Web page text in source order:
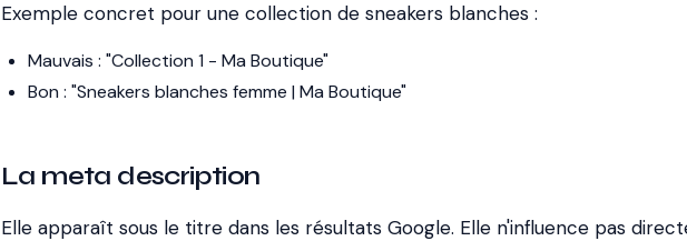
Exemple concret pour une collection de sneakers blanches :
Mauvais : "Collection 1 - Ma Boutique"
Bon : "Sneakers blanches femme | Ma Boutique"
La meta description
Elle apparaît sous le titre dans les résultats Google. Elle n'influence pas